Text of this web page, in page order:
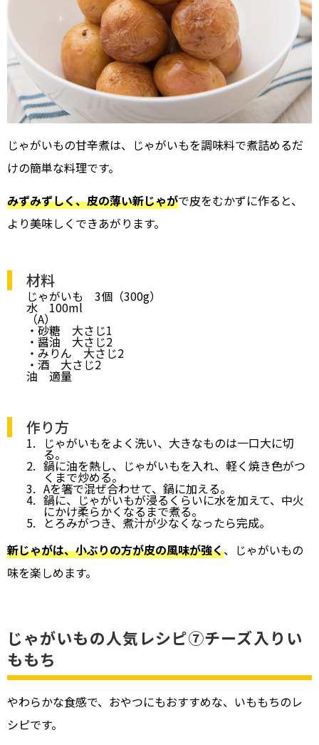
じゃがいもの甘辛煮は、じゃがいもを調味料で煮詰めるだ
けの簡単な料理です。
みずみずしく、皮の薄い新じゃがで皮をむかずに作ると、
より美味しくできあがります。
材料
じゃがいも 3個（300g）
水 100ml
（A）
・砂糖 大さじ1
・醤油 大さじ2
・みりん 大さじ2
・酒 大さじ2
油 適量
作り方
じゃがいもをよく洗い、大きなものは一口大に切
る。
鍋に油を熱し、じゃがいもを入れ、軽く焼き色がつ
くまで炒める。
Aを箸で混ぜ合わせて、鍋に加える。
鍋に、じゃがいもが浸るくらいに水を加えて、中火
にかけ柔らかくなるまで煮る。
とろみがつき、煮汁が少なくなったら完成。
新じゃがは、小ぶりの方が皮の風味が強く、じゃがいもの
味を楽しめます。
じゃがいもの人気レシピ⑦チーズ入りい
ももち
やわらかな食感で、おやつにもおすすめな、いももちのレ
シピです。